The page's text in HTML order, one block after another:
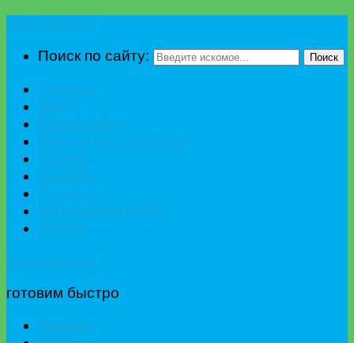
Поиск по сайту:
Поиск
готовим быстро